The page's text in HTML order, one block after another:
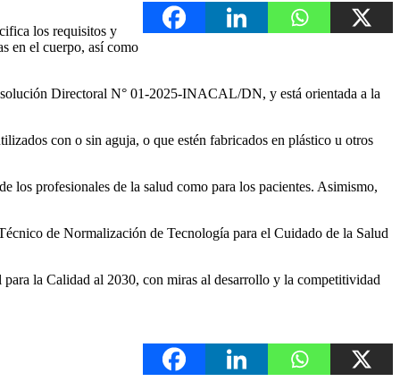
los requisitos y
en el cuerpo, así como
Directoral N° 01-2025-INACAL/DN, y está orientada a la
con o sin aguja, o que estén fabricados en plástico u otros
los profesionales de la salud como para los pacientes. Asimismo,
de Normalización de Tecnología para el Cuidado de la Salud
la Calidad al 2030, con miras al desarrollo y la competitividad